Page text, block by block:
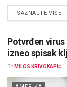
SAZNAJTE VIŠE
Potvrđen
izneo spisak
BY MILOS KRIVOKAPIĆ